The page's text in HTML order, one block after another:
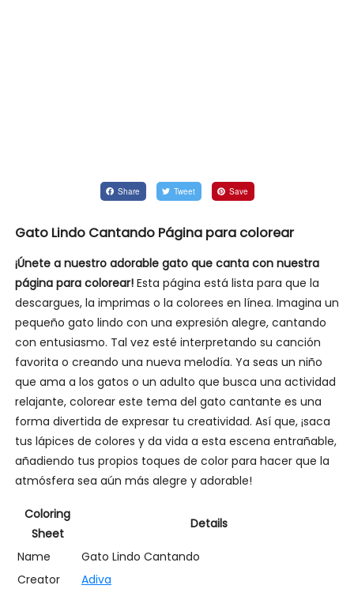
Share Tweet Save
Gato Lindo Cantando Página para colorear
¡Únete a nuestro adorable gato que canta con nuestra
página para colorear!Esta página está lista para que la
descargues, la imprimas o la colorees en línea. Imagina un
pequeño gato lindo con una expresión alegre, cantando
con entusiasmo. Tal vez esté interpretando su canción
favorita o creando una nueva melodía. Ya seas un niño
que ama a los gatos o un adulto que busca una actividad
relajante, colorear este tema del gato cantante es una
forma divertida de expresar tu creatividad. Así que, ¡saca
tus lápices de colores y da vida a esta escena entrañable,
añadiendo tus propios toques de color para hacer que la
atmósfera sea aún más alegre y adorable!
Coloring
Sheet
Details
Name
Gato Lindo Cantando
Creator
Adiva